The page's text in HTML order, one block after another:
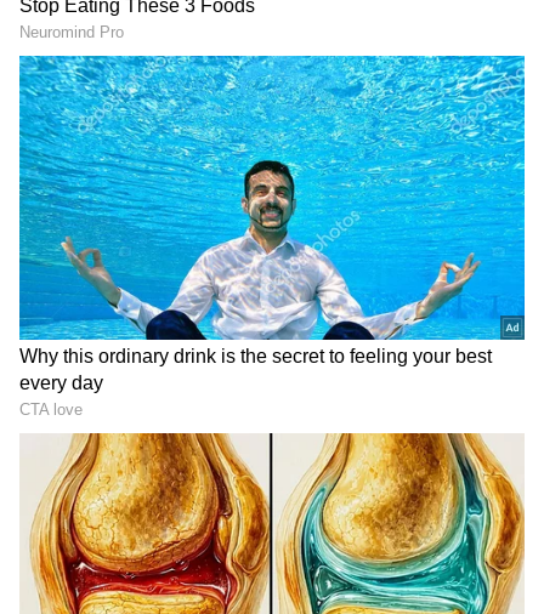
2
6
సినిమాల పరంగా కీర్తి సురేష్ చాలా జాగ్రత్తలు
వహిస్తుంటుంది. తన పాత్రకు ప్రాధాన్యత ఉంటేనే ఓకే
చెబుతుంటుంది. చివరిగా తెలుగులో ’సర్కారు వారి పాట’
చిత్రంతో అలరించింది. మంచి సక్సెస్ ను అందుకుంది.